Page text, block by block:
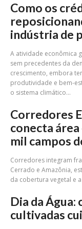
Como os
indústria de
A atividade econômica
sem precedentes da
crescimento, embora
produtividade e bem-
o sistema climático...
Corredores
conecta
mil campos
Corredores integram
Cerrado e Amazônia,
da cobertura vegetal e
Dia da
cultivadas